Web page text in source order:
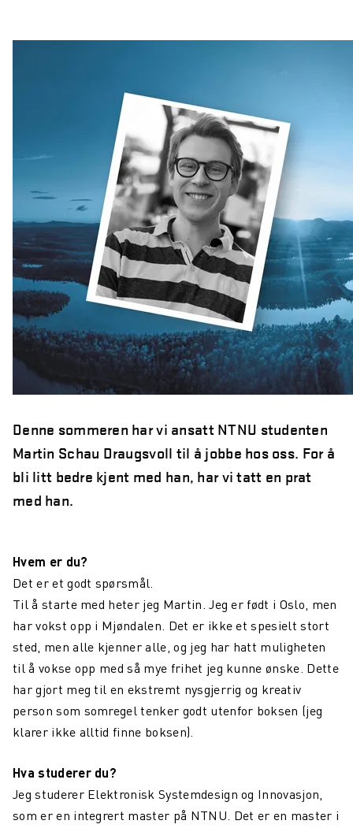
Sepura SC21 kompakt TETRA-radio
Namsos Brann og Redning velger nytt
kommunikasjonssystem
Wireless Communication blir Northcom
Nasjonalmuseet innfører Sepura Indoor Location
Application
Denne sommeren har vi ansatt NTNU studenten
Martin Schau Draugsvoll til å jobbe hos oss. For å
bli litt bedre kjent med han, har vi tatt en prat
med han.
Hvem er du?
Det er et godt spørsmål.
Til å starte med heter jeg Martin. Jeg er født i Oslo, men
har vokst opp i Mjøndalen. Det er ikke et spesielt stort
sted, men alle kjenner alle, og jeg har hatt muligheten
til å vokse opp med så mye frihet jeg kunne ønske. Dette
har gjort meg til en ekstremt nysgjerrig og kreativ
person som somregel tenker godt utenfor boksen (jeg
klarer ikke alltid finne boksen).
Hva studerer du?
Jeg studerer Elektronisk Systemdesign og Innovasjon,
som er en integrert master på NTNU. Det er en master i